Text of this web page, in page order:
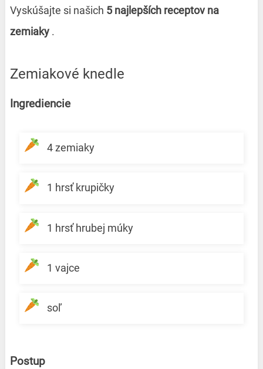
Vyskúšajte si našich 5 najlepších receptov na
zemiaky.
Zemiakové knedle
Ingrediencie
4 zemiaky
1 hrsť krupičky
1 hrsť hrubej múky
1 vajce
soľ
Postup